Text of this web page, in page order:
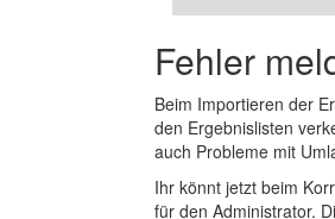
Fehler
Beim Importieren der
den Ergebnislisten
auch Probleme mit
Ihr könnt jetzt beim
für den Administrator.